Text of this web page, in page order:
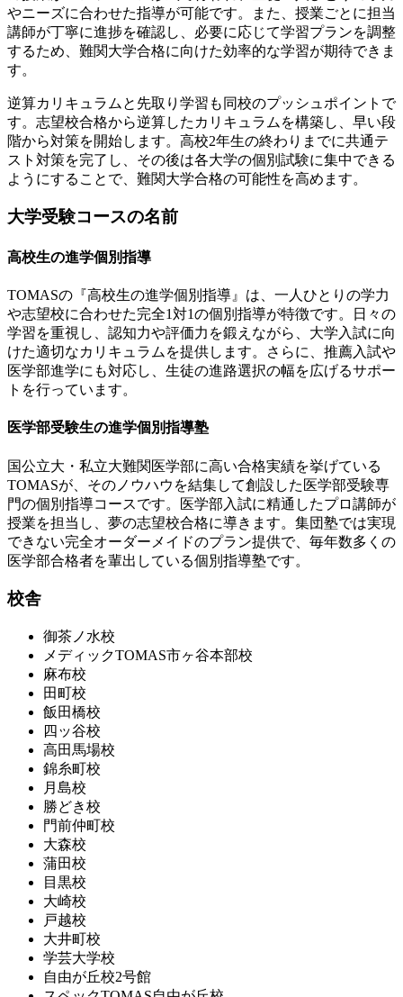
やニーズに合わせた指導が可能です。また、授業ごとに担当
講師が丁寧に進捗を確認し、必要に応じて学習プランを調整
するため、難関大学合格に向けた効率的な学習が期待できま
す。
逆算カリキュラムと先取り学習も同校のプッシュポイントで
す。志望校合格から逆算したカリキュラムを構築し、早い段
階から対策を開始します。高校2年生の終わりまでに共通テ
スト対策を完了し、その後は各大学の個別試験に集中できる
ようにすることで、難関大学合格の可能性を高めます。
大学受験コースの名前
高校生の進学個別指導
TOMASの『高校生の進学個別指導』は、一人ひとりの学力
や志望校に合わせた完全1対1の個別指導が特徴です。日々の
学習を重視し、認知力や評価力を鍛えながら、大学入試に向
けた適切なカリキュラムを提供します。さらに、推薦入試や
医学部進学にも対応し、生徒の進路選択の幅を広げるサポー
トを行っています。
医学部受験生の進学個別指導塾
国公立大・私立大難関医学部に高い合格実績を挙げている
TOMASが、そのノウハウを結集して創設した医学部受験専
門の個別指導コースです。医学部入試に精通したプロ講師が
授業を担当し、夢の志望校合格に導きます。集団塾では実現
できない完全オーダーメイドのプラン提供で、毎年数多くの
医学部合格者を輩出している個別指導塾です。
校舎
御茶ノ水校
メディックTOMAS市ヶ谷本部校
麻布校
田町校
飯田橋校
四ッ谷校
高田馬場校
錦糸町校
月島校
勝どき校
門前仲町校
大森校
蒲田校
目黒校
大崎校
戸越校
大井町校
学芸大学校
自由が丘校2号館